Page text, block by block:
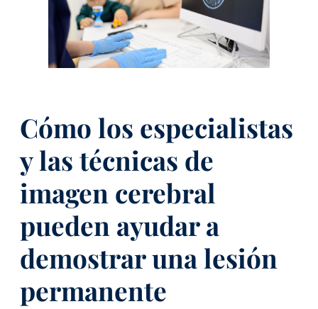
Cómo los especialistas
y las técnicas de
imagen cerebral
pueden ayudar a
demostrar una lesión
permanente